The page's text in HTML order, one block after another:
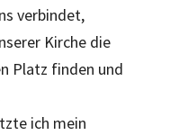
verbindet,
Kirche die
Platz finden und
ich mein